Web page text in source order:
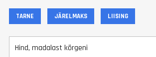
TARNE JÄRELMAKS LIISING
Hind, madalast kõrgeni